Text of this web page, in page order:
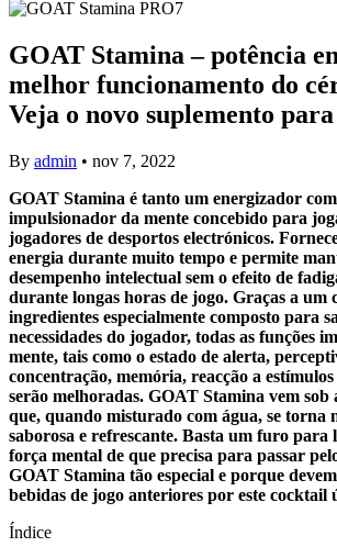
GOAT Stamina – potência
melhor funcionamento do
Veja o novo suplemento
By admin • nov 7, 2022
GOAT Stamina é tanto um energizador
impulsionador da mente concebido para
jogadores de desportos electrónicos.
energia durante muito tempo e permite
desempenho intelectual sem o efeito de
durante longas horas de jogo. Graças a um
ingredientes especialmente composto para
necessidades do jogador, todas as funções
mente, tais como o estado de alerta,
concentração, memória, reacção a
serão melhoradas. GOAT Stamina vem sob
que, quando misturado com água, se torna
saborosa e refrescante. Basta um furo para
força mental de que precisa para passar
GOAT Stamina tão especial e porque
bebidas de jogo anteriores por este cocktail
Índice